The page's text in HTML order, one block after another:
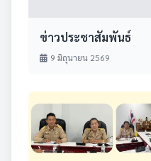
ข่าวประชาสัมพันธ์
9 มิถุนายน 2569